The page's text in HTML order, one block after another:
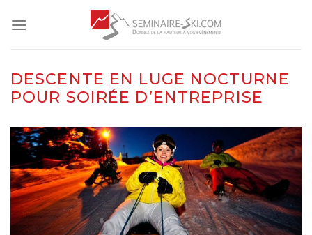
DESCENTE EN LUGE NOCTURNE
POUR SOIRÉE D’ENTREPRISE